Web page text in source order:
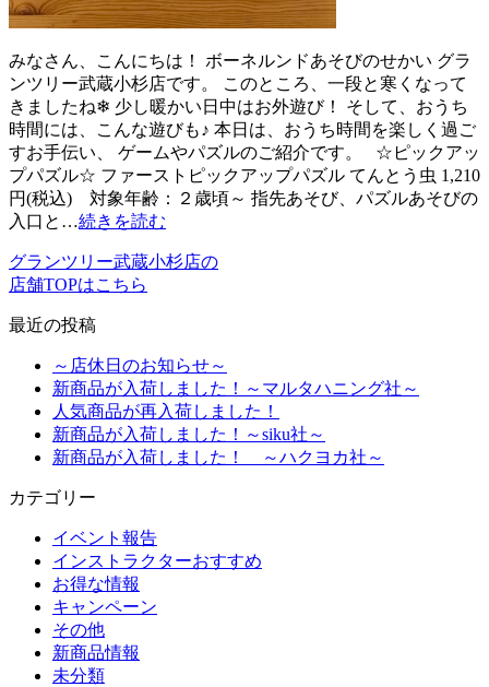
みなさん、こんにちは！ ボーネルンドあそびのせかい グラ
ンツリー武蔵小杉店です。 このところ、一段と寒くなって
きましたね❄ 少し暖かい日中はお外遊び！ そして、おうち
時間には、こんな遊びも♪ 本日は、おうち時間を楽しく過ご
すお手伝い、 ゲームやパズルのご紹介です。 ☆ピックアッ
プパズル☆ ファーストピックアップパズル てんとう虫 1,210
円(税込) 対象年齢：２歳頃～ 指先あそび、パズルあそびの
入口と…続きを読む
グランツリー武蔵小杉店の
店舗TOPはこちら
最近の投稿
～店休日のお知らせ～
新商品が入荷しました！～マルタハニング社～
人気商品が再入荷しました！
新商品が入荷しました！～siku社～
新商品が入荷しました！ ～ハクヨカ社～
カテゴリー
イベント報告
インストラクターおすすめ
お得な情報
キャンペーン
その他
新商品情報
未分類